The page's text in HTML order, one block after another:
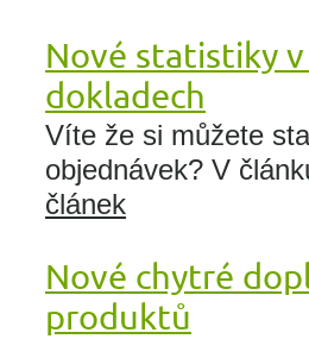
Nové statistiky
dokladech
Víte že si můžete
objednávek? V
článek
Nové chytré
produktů